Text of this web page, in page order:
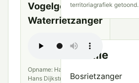
Vogelgeluid van
Waterrietzanger
Opname: Hans Dijkstra ·
Hans Dijkstra ·
territoriagrafiek getoond.
Familie
Bosrietzanger